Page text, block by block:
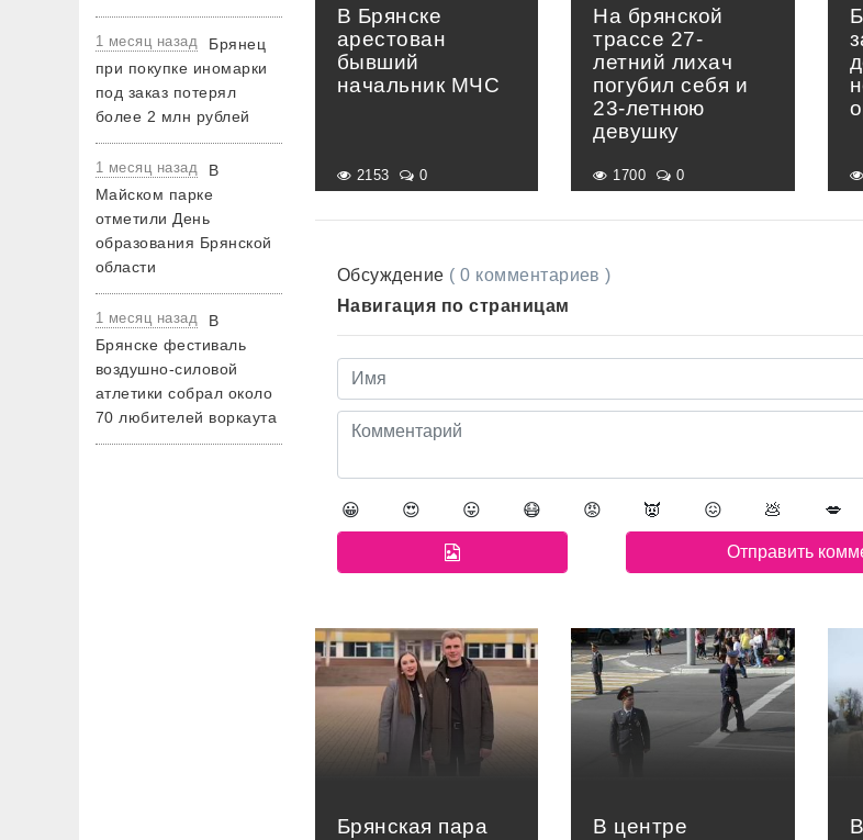
1 месяц назад
Брянец
при покупке иномарки
под заказ потерял
более 2 млн рублей
1 месяц назад
В
Майском парке
отметили День
образования Брянской
области
1 месяц назад
В
Брянске фестиваль
воздушно-силовой
атлетики собрал около
70 любителей воркаута
В Брянске
арестован
бывший
начальник МЧС
2153 0
На брянской
трассе 27-
летний лихач
погубил себя и
23-летнюю
девушку
1700 0
Обсуждение ( 0 комментариев )
Навигация по страницам
😀 😍 😛 😷 😡 👿 😖 💩 💋
Брянская пара
В центре